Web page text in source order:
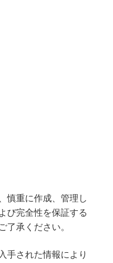
慎重に作成、管理し
び完全性を保証する
了承ください。
手された情報により